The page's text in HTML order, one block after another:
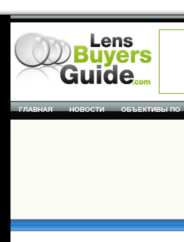
ГЛАВНАЯ НОВОСТИ ОБЪЕКТИВЫ ПО